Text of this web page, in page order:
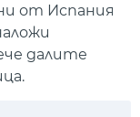
от Испания
далите